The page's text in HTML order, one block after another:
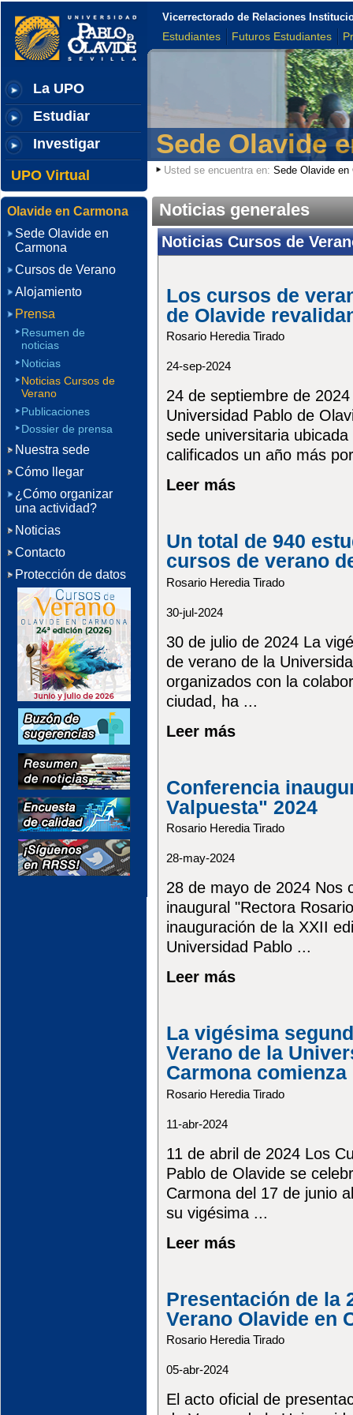
La UPO
Estudiar
Investigar
UPO Virtual
Vicerrectorado de Relaciones
Estudiantes Futuros Estudiantes
Sede Olavide
Usted se encuentra en: Sede Olavide en
Noticias generales
Noticias Cursos de
Los cursos de
de Olavide
Rosario Heredia Tirado
24-sep-2024
24 de septiembre de
Universidad Pablo de
sede universitaria
calificados un año más
Leer más
Un total de 940
cursos de verano
Rosario Heredia Tirado
30-jul-2024
30 de julio de 2024 La
de verano de la
organizados con la
ciudad, ha ...
Leer más
Conferencia
Valpuesta" 2024
Rosario Heredia Tirado
28-may-2024
28 de mayo de 2024 Nos
inaugural "Rectora
inauguración de la XXII
Universidad Pablo ...
Leer más
La vigésima
Verano de la
Carmona
Rosario Heredia Tirado
11-abr-2024
11 de abril de 2024 Los
Pablo de Olavide se
Carmona del 17 de junio
su vigésima ...
Leer más
Presentación de la
Verano Olavide en
Rosario Heredia Tirado
05-abr-2024
El acto oficial de
Olavide en Carmona
Sede Olavide en
Carmona
Cursos de Verano
Alojamiento
Prensa
Resumen de
noticias
Noticias
Noticias Cursos de
Verano
Publicaciones
Dossier de prensa
Nuestra sede
Cómo llegar
¿Cómo organizar
una actividad?
Noticias
Contacto
Protección de datos